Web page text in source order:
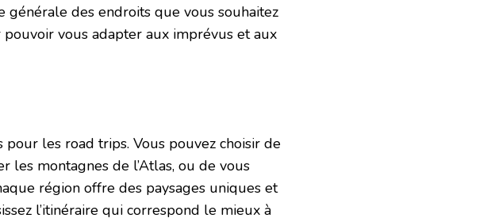
des endroits que vous souhaitez
vous adapter aux imprévus et aux
les road trips. Vous pouvez choisir de
les montagnes de l’Atlas, ou de vous
région offre des paysages uniques et
l’itinéraire qui correspond le mieux à